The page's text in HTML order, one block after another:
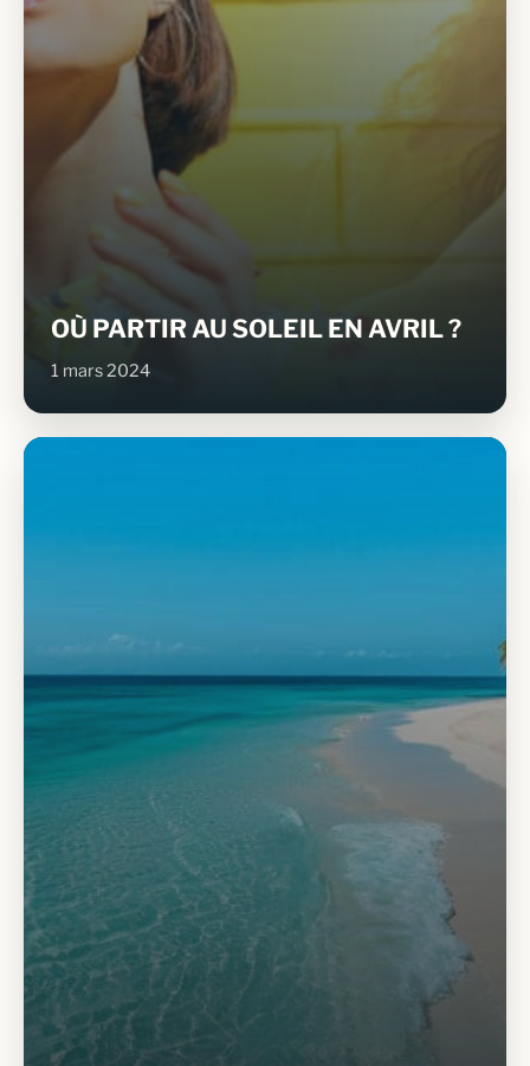
OÙ PARTIR AU SOLEIL EN AVRIL ?
1 mars 2024